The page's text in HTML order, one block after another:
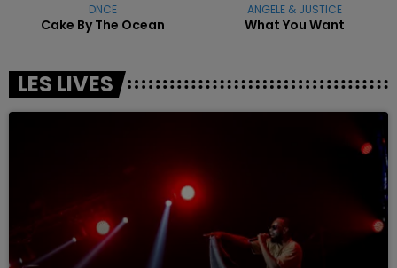
DNCE
Cake By The Ocean
ANGELE & JUSTICE
What You Want
LES LIVES